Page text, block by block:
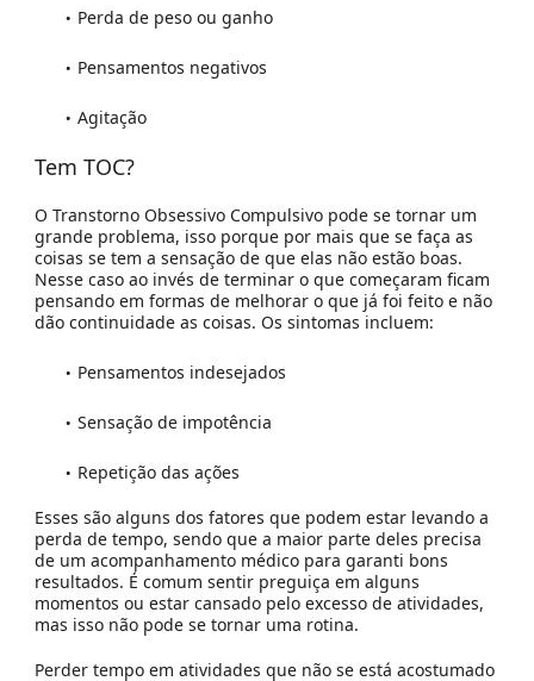
Perda de peso ou ganho
Pensamentos negativos
Agitação
Tem TOC?
O Transtorno Obsessivo Compulsivo pode se tornar um
grande problema, isso porque por mais que se faça as
coisas se tem a sensação de que elas não estão boas.
Nesse caso ao invés de terminar o que começaram ficam
pensando em formas de melhorar o que já foi feito e não
dão continuidade as coisas. Os sintomas incluem:
Pensamentos indesejados
Sensação de impotência
Repetição das ações
Esses são alguns dos fatores que podem estar levando a
perda de tempo, sendo que a maior parte deles precisa
de um acompanhamento médico para garanti bons
resultados. É comum sentir preguiça em alguns
momentos ou estar cansado pelo excesso de atividades,
mas isso não pode se tornar uma rotina.
Perder tempo em atividades que não se está acostumado